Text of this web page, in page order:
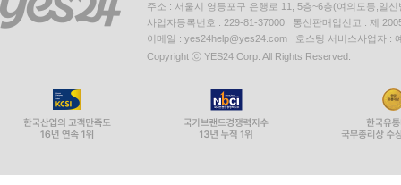
주소 : 서울시 영등포구 은행로 11, 5층~6층(여의도동,일신
사업자등록번호 : 229-81-37000 통신판매업신고 : 제
이메일 : yes24help@yes24.com 호스팅 서비스사업자 :
Copyright ⓒ YES24 Corp. All Rights Reserved.